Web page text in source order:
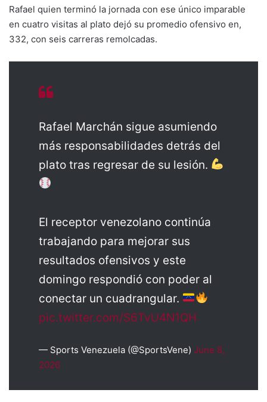
Rafael quien terminó la jornada con ese único imparable
en cuatro visitas al plato dejó su promedio ofensivo en,
332, con seis carreras remolcadas.
Rafael Marchán sigue asumiendo
más responsabilidades detrás del
plato tras regresar de su lesión.
El receptor venezolano continúa
trabajando para mejorar sus
resultados ofensivos y este
domingo respondió con poder al
conectar un cuadrangular.
pic.twitter.com/S6TvU4N1QH
— Sports Venezuela (@SportsVene) June 8,
2026